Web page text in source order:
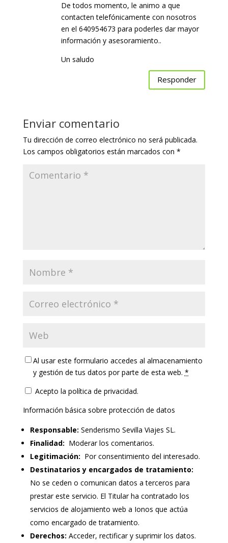
De todos momento, le animo a que
contacten telefónicamente con nosotros
en el 640954673 para poderles dar mayor
información y asesoramiento..
Un saludo
Responder
Enviar comentario
Tu dirección de correo electrónico no será publicada.
Los campos obligatorios están marcados con *
Al usar este formulario accedes al almacenamiento
y gestión de tus datos por parte de esta web. *
Acepto la política de privacidad.
Información básica sobre protección de datos
Responsable: Senderismo Sevilla Viajes SL.
Finalidad: Moderar los comentarios.
Legitimación: Por consentimiento del interesado.
Destinatarios y encargados de tratamiento:
No se ceden o comunican datos a terceros para
prestar este servicio. El Titular ha contratado los
servicios de alojamiento web a Ionos que actúa
como encargado de tratamiento.
Derechos: Acceder, rectificar y suprimir los datos.